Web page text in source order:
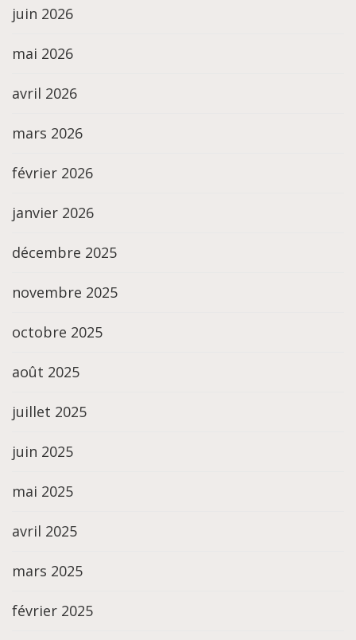
juin 2026
mai 2026
avril 2026
mars 2026
février 2026
janvier 2026
décembre 2025
novembre 2025
octobre 2025
août 2025
juillet 2025
juin 2025
mai 2025
avril 2025
mars 2025
février 2025